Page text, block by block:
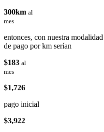
300km al
mes
entonces, con nuestra modalidad
de pago por km serían
$183 al
mes
$1,726
pago inicial
$3,922